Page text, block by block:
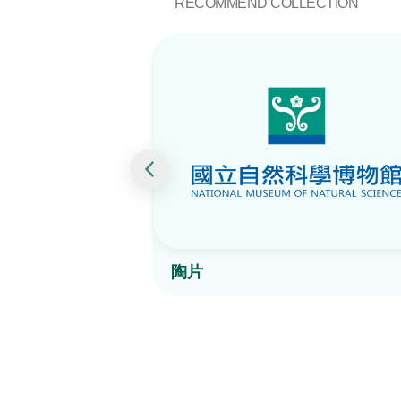
RECOMMEND COLLECTION
陶片